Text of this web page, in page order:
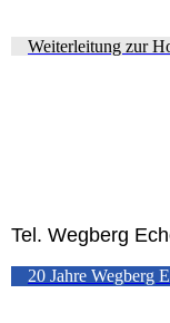
Weiterleitung zur
Tel. Wegberg
20 Jahre Wegberg